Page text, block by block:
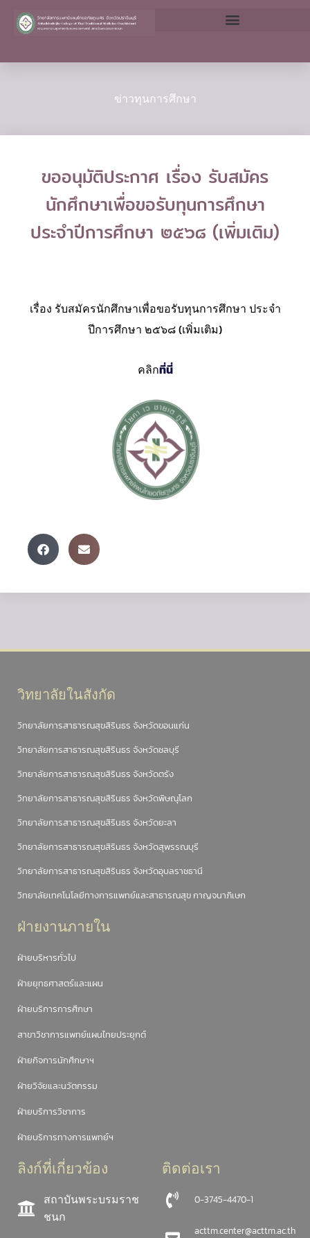
ข่าวทุนการศึกษา
ขออนุมัติประกาศ เรื่อง รับสมัคร
นักศึกษาเพื่อขอรับทุนการศึกษา
ประจำปีการศึกษา ๒๕๖๘ (เพิ่มเติม)
เรื่อง รับสมัครนักศึกษาเพื่อขอรับทุนการศึกษา ประจำ
ปีการศึกษา ๒๕๖๘ (เพิ่มเติม)
คลิกที่นี่
วิทยาลัยในสังกัด
วิทยาลัยการสาธารณสุขสิรินธร จังหวัดขอนแก่น
วิทยาลัยการสาธารณสุขสิรินธร จังหวัดชลบุรี
วิทยาลัยการสาธารณสุขสิรินธร จังหวัดตรัง
วิทยาลัยการสาธารณสุขสิรินธร จังหวัดพิษณุโลก
วิทยาลัยการสาธารณสุขสิรินธร จังหวัดยะลา
วิทยาลัยการสาธารณสุขสิรินธร จังหวัดสุพรรณบุรี
วิทยาลัยการสาธารณสุขสิรินธร จังหวัดอุบลราชธานี
วิทยาลัยเทคโนโลยีทางการแพทย์และสาธารณสุข กาญจนาภิเษก
ฝ่ายงานภายใน
ฝ่ายบริหารทั่วไป
ฝ่ายยุทธศาสตร์และแผน
ฝ่ายบริการการศึกษา
สาขาวิชาการแพทย์แผนไทยประยุกต์
ฝ่ายกิจการนักศึกษาฯ
ฝ่ายวิจัยและนวัตกรรม
ฝ่ายบริการวิชาการ
ฝ่ายบริการทางการแพทย์ฯ
ลิงก์ที่เกี่ยวข้อง
สถาบันพระบรมราช
ชนก
ติดต่อเรา
0-3745-4470-1
acttm.center@acttm.ac.th